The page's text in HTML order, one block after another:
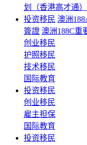
划（香港高才通）
投资移民 澳洲
簽證 澳洲188C重
创业移民
护照移民
技术移民
国际教育
投资移民
创业移民
雇主担保
国际教育
投资移民